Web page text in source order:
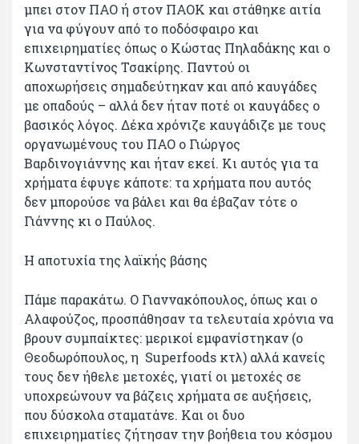
μπει στον ΠΑΟ ή στον ΠΑΟΚ και στάθηκε αιτία
για να φύγουν από το ποδόσφαιρο και
επιχειρηματίες όπως ο Κώστας Πηλαδάκης και ο
Κωνσταντίνος Τσακίρης. Παντού οι
αποχωρήσεις σημαδεύτηκαν και από καυγάδες
με οπαδούς – αλλά δεν ήταν ποτέ οι καυγάδες ο
βασικός λόγος. Δέκα χρόνιζε καυγάδιζε με τους
οργανωμένους του ΠΑΟ ο Γιώργος
Βαρδινογιάννης και ήταν εκεί. Κι αυτός για τα
χρήματα έφυγε κάποτε: τα χρήματα που αυτός
δεν μπορούσε να βάλει και θα έβαζαν τότε ο
Γιάννης κι ο Παύλος.
Η αποτυχία της λαϊκής βάσης
Πάμε παρακάτω. Ο Γιαννακόπουλος, όπως και ο
Αλαφούζος, προσπάθησαν τα τελευταία χρόνια να
βρουν συμπαίκτες: μερικοί εμφανίστηκαν (ο
Θεοδωρόπουλος, η Superfoods κτλ) αλλά κανείς
τους δεν ήθελε μετοχές, γιατί οι μετοχές σε
υποχρεώνουν να βάζεις χρήματα σε αυξήσεις,
που δύσκολα σταματάνε. Και οι δυο
επιχειρηματίες ζήτησαν την βοήθεια του κόσμου